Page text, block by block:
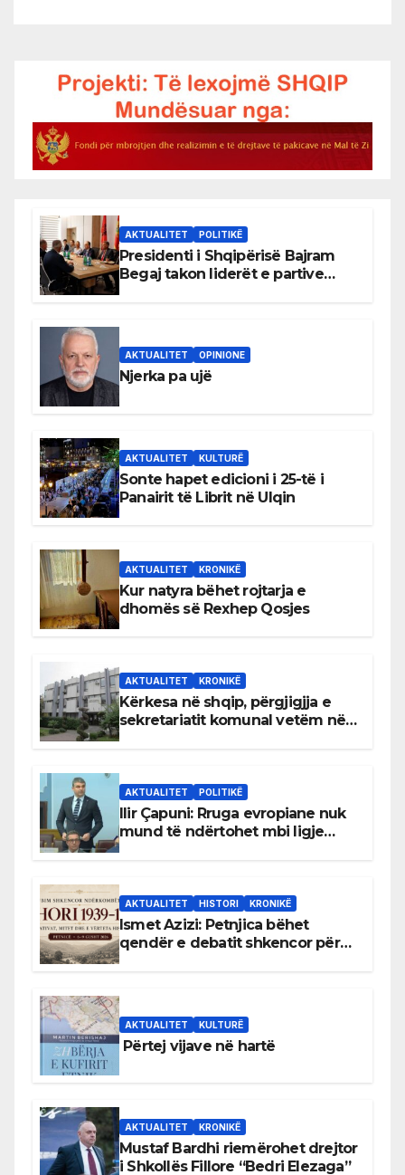
AKTUALITET POLITIKË
Presidenti i Shqipërisë Bajram
Begaj takon liderët e partive
AKTUALITET OPINIONE
Njerka pa ujë
AKTUALITET KULTURË
Sonte hapet edicioni i 25-të i
Panairit të Librit në Ulqin
AKTUALITET KRONIKË
Kur natyra bëhet rojtarja e
dhomës së Rexhep Qosjes
AKTUALITET KRONIKË
Kërkesa në shqip, përgjigjja e
sekretariatit komunal vetëm në
AKTUALITET POLITIKË
Ilir Çapuni: Rruga evropiane nuk
mund të ndërtohet mbi ligje
AKTUALITET HISTORI KRONIKË
Ismet Azizi: Petnjica bëhet
qendër e debatit shkencor për
AKTUALITET KULTURË
Përtej vijave në hartë
AKTUALITET KRONIKË
Mustaf Bardhi riemërohet drejtor
i Shkollës Fillore “Bedri Elezaga”